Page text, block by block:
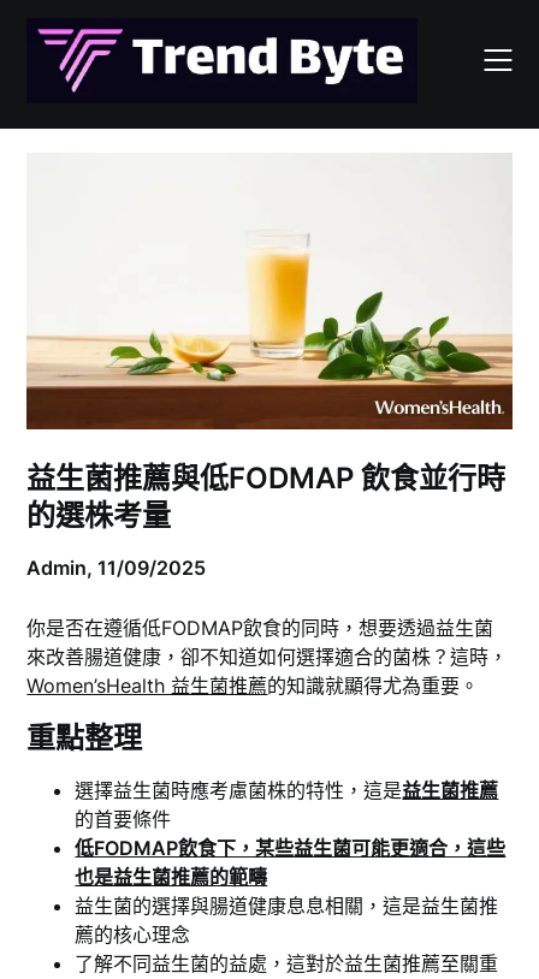
content
益生菌推薦與低FODMAP 飲食並行時
的選株考量
Admin,11/09/2025
你是否在遵循低FODMAP飲食的同時，想要透過益生菌
來改善腸道健康，卻不知道如何選擇適合的菌株？這時，
Women’sHealth 益生菌推薦的知識就顯得尤為重要。
重點整理
選擇益生菌時應考慮菌株的特性，這是益生菌推薦
的首要條件
低FODMAP飲食下，某些益生菌可能更適合，這些
也是益生菌推薦的範疇
益生菌的選擇與腸道健康息息相關，這是益生菌推
薦的核心理念
了解不同益生菌的益處，這對於益生菌推薦至關重